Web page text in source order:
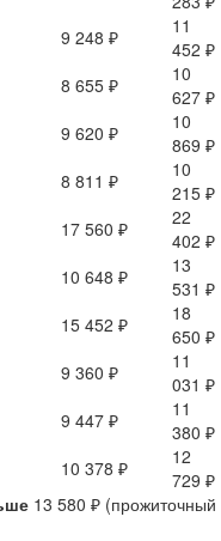
9 248 ₽
11
452 ₽
8 655 ₽
10
627 ₽
9 620 ₽
10
869 ₽
8 811 ₽
10
215 ₽
17 560 ₽
22
402 ₽
10 648 ₽
13
531 ₽
15 452 ₽
18
650 ₽
9 360 ₽
11
031 ₽
9 447 ₽
11
380 ₽
10 378 ₽
12
729 ₽
13 580 ₽ (прожиточный